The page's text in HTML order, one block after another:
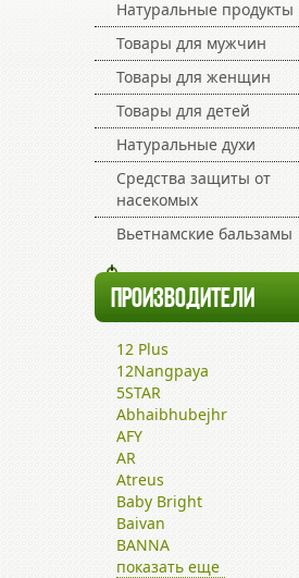
Натуральные продукты
Товары для мужчин
Товары для женщин
Товары для детей
Натуральные духи
Средства защиты от
насекомых
Вьетнамские бальзамы
ПРОИЗВОДИТЕЛИ
12 Plus
12Nangpaya
5STAR
Abhaibhubejhr
AFY
AR
Atreus
Baby Bright
Baivan
BANNA
показать еще